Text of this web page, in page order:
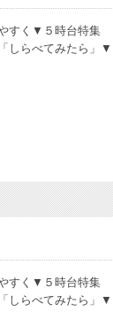
すく▼５時台特集
しらべてみたら」
すく▼５時台特集
しらべてみたら」